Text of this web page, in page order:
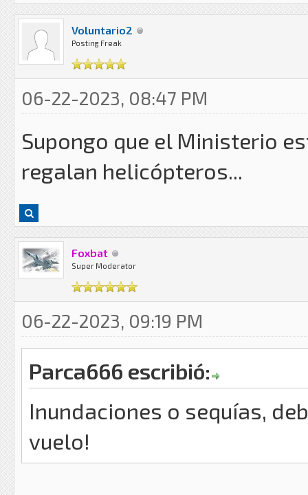
Voluntario2
Posting Freak
06-22-2023, 08:47 PM
Supongo que el Ministerio
regalan helicópteros...
Foxbat
Super Moderator
06-22-2023, 09:19 PM
Parca666 escribió:
Inundaciones o sequías,
vuelo!